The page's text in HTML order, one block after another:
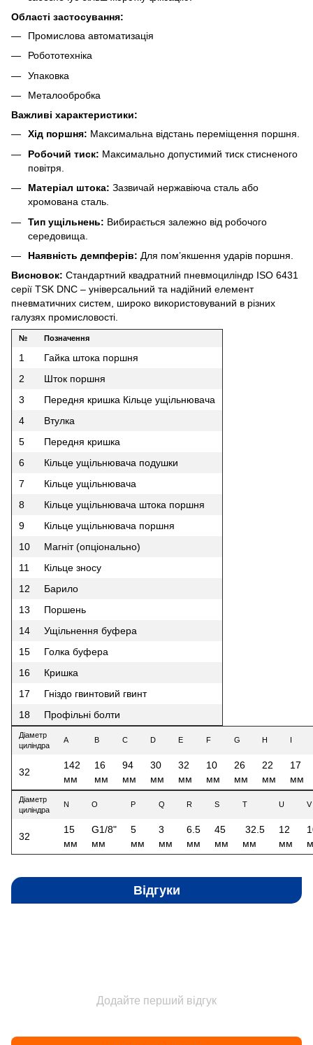
Області застосування:
Промислова автоматизація
Робототехніка
Упаковка
Металообробка
Важливі характеристики:
Хід поршня: Максимальна відстань переміщення поршня.
Робочий тиск: Максимально допустимий тиск стисненого
повітря.
Матеріал штока: Зазвичай нержавіюча сталь або
хромована сталь.
Тип ущільнень: Вибирається залежно від робочого
середовища.
Наявність демпферів: Для пом’якшення ударів поршня.
Висновок: Стандартний квадратний пневмоциліндр ISO 6431
серії TSK DNC – універсальний та надійний елемент
пневматичних систем, широко використовуваний в різних
галузях промисловості.
№ Позначення
1
Гайка штока поршня
2
Шток поршня
3
Передня кришка Кільце ущільнювача
4
Втулка
5
Передня кришка
6
Кільце ущільнювача подушки
7
Кільце ущільнювача
8
Кільце ущільнювача штока поршня
9
Кільце ущільнювача поршня
10
Магніт (опціонально)
11
Кільце зносу
12
Барило
13
Поршень
14
Ущільнення буфера
15
Голка буфера
16
Кришка
17
Гніздо гвинтовий гвинт
18
Профільні болти
Діаметр
циліндра
A B C D E F G H
32
142
мм
16
мм
94
мм
30
мм
32
мм
10
мм
26
мм
22
мм
17
мм
Діаметр
циліндра
N O P Q R S T U V
32
15
мм
G1/8"
мм
5
мм
3
мм
6.5
мм
45
мм
32.5
мм
12
мм
Відгуки
Додайте перший відгук